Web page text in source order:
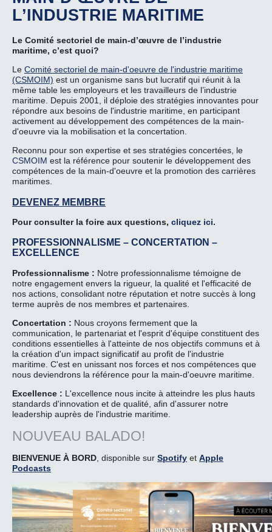
L’INDUSTRIE MARITIME
Le Comité sectoriel de main-d’œuvre de l’industrie
maritime, c’est quoi?
Le Comité sectoriel de main-d'oeuvre de l'industrie maritime
(CSMOIM) est un organisme sans but lucratif qui réunit à la
même table les employeurs et les travailleurs de l’industrie
maritime. Depuis 2001, il déploie des stratégies innovantes pour
répondre aux besoins de l'industrie maritime, en participant
activement au développement des compétences de la main-
d'oeuvre via la mobilisation et la concertation.
Reconnu pour son expertise et ses stratégies concertées, le
CSMOIM est la référence pour soutenir le développement des
compétences de la main-d'oeuvre et la promotion des carrières
maritimes.
DEVENEZ MEMBRE
Pour consulter la foire aux questions, cliquez ici.
PROFESSIONNALISME – CONCERTATION –
EXCELLENCE
Professionnalisme : Notre professionnalisme témoigne de
notre engagement envers la rigueur, la qualité et l'efficacité de
nos actions, consolidant notre réputation et notre succès à long
terme auprès de nos membres et partenaires.
Concertation : Nous croyons fermement que la
communication, le partenariat et l'esprit d'équipe constituent des
conditions essentielles à l'atteinte de nos objectifs communs et à
la création d'un impact significatif au profit de l'industrie
maritime. C'est en unissant nos forces et nos compétences que
nous deviendrons la référence pour la main-d'oeuvre maritime.
Excellence : L'excellence nous incite à atteindre les plus hauts
standards d'innovation et de qualité, afin d'assurer notre
leadership auprès de l'industrie maritime.
NOUVEAU BALADO!
BIENVENUE À BORD , disponible sur Spotify et Apple
Podcasts